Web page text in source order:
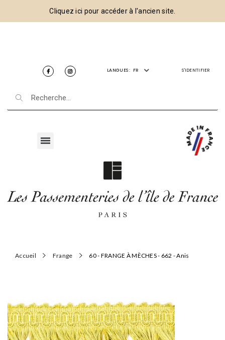
Cliquez ici pour accéder à l'ancien site.
LANGUES : FR S'IDENTIFIER
Accueil Frange 60 - FRANGE À MÈCHES - 662 - Anis